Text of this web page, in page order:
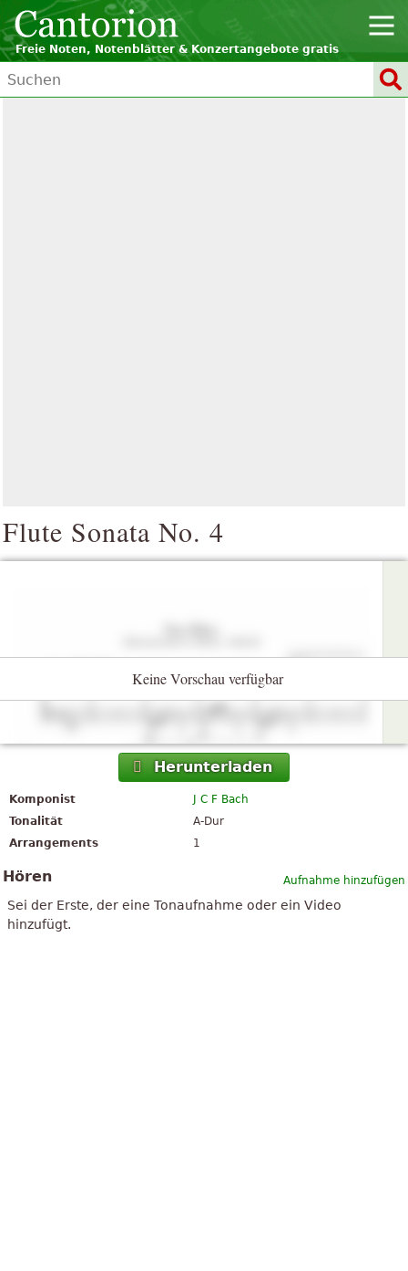
Freie Noten, Notenblätter & Konzertangebote gratis
Flute Sonata No. 4
Keine Vorschau verfügbar
Herunterladen
Komponist
J C F Bach
Tonalität
A-Dur
Arrangements
1
Aufnahme hinzufügen
Hören
Sei der Erste, der eine Tonaufnahme oder ein Video
hinzufügt.